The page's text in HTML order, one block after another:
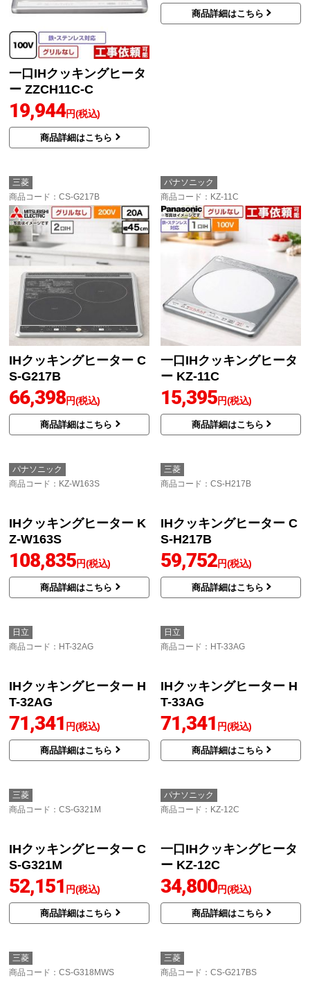
一口IHクッキングヒータ
ー ZZCH11C-C
19,944円(税込)
商品詳細はこちら
三菱
商品コード ：CS-G217B
IHクッキングヒーター C
S-G217B
66,398円(税込)
商品詳細はこちら
パナソニック
商品コード ：KZ-11C
一口IHクッキングヒータ
ー KZ-11C
15,395円(税込)
商品詳細はこちら
パナソニック
商品コード ：KZ-W163S
IHクッキングヒーター K
Z-W163S
108,835円(税込)
商品詳細はこちら
三菱
商品コード ：CS-H217B
IHクッキングヒーター C
S-H217B
59,752円(税込)
商品詳細はこちら
日立
商品コード ：HT-32AG
IHクッキングヒーター H
T-32AG
71,341 円(税込)
商品詳細はこちら
日立
商品コード ：HT-33AG
IHクッキングヒーター H
T-33AG
71,341 円(税込)
商品詳細はこちら
三菱
商品コード ：CS-G321M
IHクッキングヒーター C
S-G321M
52,151 円(税込)
商品詳細はこちら
パナソニック
商品コード ：KZ-12C
一口IHクッキングヒータ
ー KZ-12C
34,800円(税込)
商品詳細はこちら
三菱
商品コード ：CS-G318MWS
三菱
商品コード ：CS-G217BS